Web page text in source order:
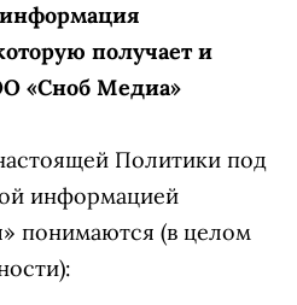
получает и
«Сноб Медиа»
Политики под
информацией
понимаются (в целом